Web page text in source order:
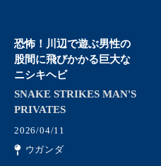
恐怖！川辺で遊ぶ男性の
股間に飛びかかる巨大な
ニシキヘビ
SNAKE STRIKES MAN'S
PRIVATES
2026/04/11
ウガンダ